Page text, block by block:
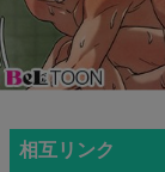
相互リンク